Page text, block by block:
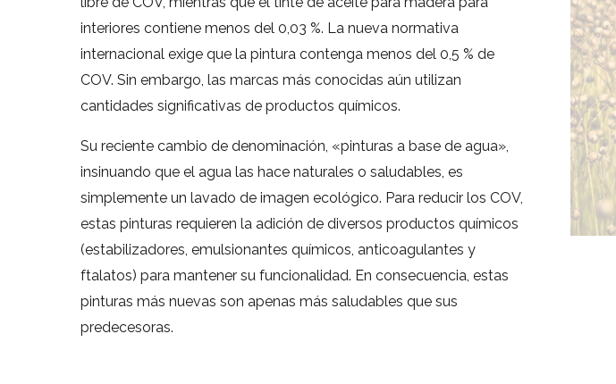
interiores contiene menos del 0,03 %. La nueva normativa
internacional exige que la pintura contenga menos del 0,5 % de
COV. Sin embargo, las marcas más conocidas aún utilizan
cantidades significativas de productos químicos.
Su reciente cambio de denominación, «pinturas a base de agua»,
insinuando que el agua las hace naturales o saludables, es
simplemente un lavado de imagen ecológico. Para reducir los COV,
estas pinturas requieren la adición de diversos productos químicos
(estabilizadores, emulsionantes químicos, anticoagulantes y
ftalatos) para mantener su funcionalidad. En consecuencia, estas
pinturas más nuevas son apenas más saludables que sus
predecesoras.